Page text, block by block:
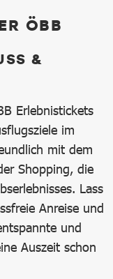
ÖBB
&
Erlebnistickets
im
mit dem
Shopping, die
Lass
Anreise und
und
Auszeit schon